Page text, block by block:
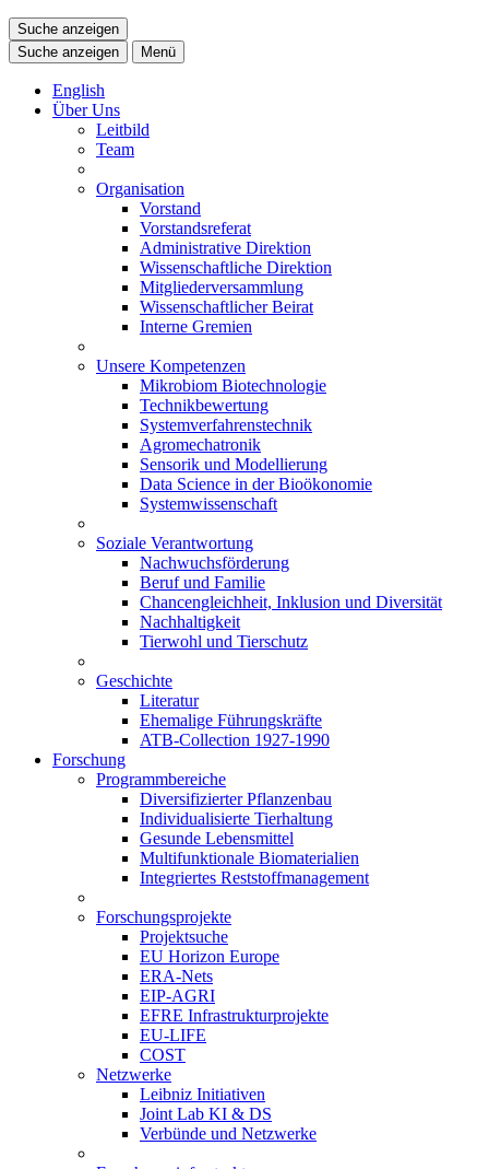
Suche anzeigen
Suche anzeigen
Menü
English
Über Uns
Leitbild
Team
Organisation
Vorstand
Vorstandsreferat
Administrative Direktion
Wissenschaftliche Direktion
Mitgliederversammlung
Wissenschaftlicher Beirat
Interne Gremien
Unsere Kompetenzen
Mikrobiom Biotechnologie
Technikbewertung
Systemverfahrenstechnik
Agromechatronik
Sensorik und Modellierung
Data Science in der Bioökonomie
Systemwissenschaft
Soziale Verantwortung
Nachwuchsförderung
Beruf und Familie
Chancengleichheit, Inklusion und Diversität
Nachhaltigkeit
Tierwohl und Tierschutz
Geschichte
Literatur
Ehemalige Führungskräfte
ATB-Collection 1927-1990
Forschung
Programmbereiche
Diversifizierter Pflanzenbau
Individualisierte Tierhaltung
Gesunde Lebensmittel
Multifunktionale Biomaterialien
Integriertes Reststoffmanagement
Forschungsprojekte
Projektsuche
EU Horizon Europe
ERA-Nets
EIP-AGRI
EFRE Infrastrukturprojekte
EU-LIFE
COST
Netzwerke
Leibniz Initiativen
Joint Lab KI & DS
Verbünde und Netzwerke